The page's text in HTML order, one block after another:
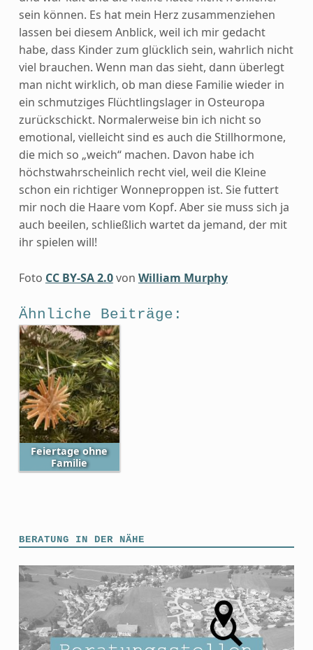
sein können. Es hat mein Herz zusammenziehen
lassen bei diesem Anblick, weil ich mir gedacht
habe, dass Kinder zum glücklich sein, wahrlich nicht
viel brauchen. Wenn man das sieht, dann überlegt
man nicht wirklich, ob man diese Familie wieder in
ein schmutziges Flüchtlingslager in Osteuropa
zurückschickt. Normalerweise bin ich nicht so
emotional, vielleicht sind es auch die Stillhormone,
die mich so „weich“ machen. Davon habe ich
höchstwahrscheinlich recht viel, weil die Kleine
schon ein richtiger Wonneproppen ist. Sie futtert
mir noch die Haare vom Kopf. Aber sie muss sich ja
auch beeilen, schließlich wartet da jemand, der mit
ihr spielen will!
Foto CC BY-SA 2.0von William Murphy
Ähnliche Beiträge:
Feiertage ohne
Familie
BERATUNG IN DER NÄHE